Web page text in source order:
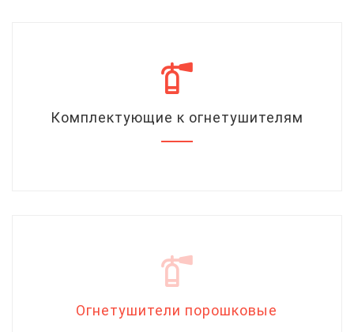
Комплектующие к огнетушителям
Огнетушители порошковые